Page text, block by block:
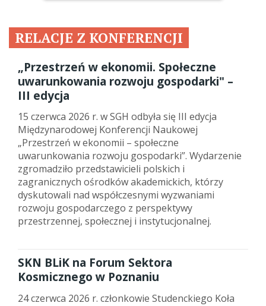
RELACJE Z KONFERENCJI
„Przestrzeń w ekonomii. Społeczne
uwarunkowania rozwoju gospodarki" –
III edycja
15 czerwca 2026 r. w SGH odbyła się III edycja
Międzynarodowej Konferencji Naukowej
„Przestrzeń w ekonomii – społeczne
uwarunkowania rozwoju gospodarki”. Wydarzenie
zgromadziło przedstawicieli polskich i
zagranicznych ośrodków akademickich, którzy
dyskutowali nad współczesnymi wyzwaniami
rozwoju gospodarczego z perspektywy
przestrzennej, społecznej i instytucjonalnej.
SKN BLiK na Forum Sektora
Kosmicznego w Poznaniu
24 czerwca 2026 r. członkowie Studenckiego Koła